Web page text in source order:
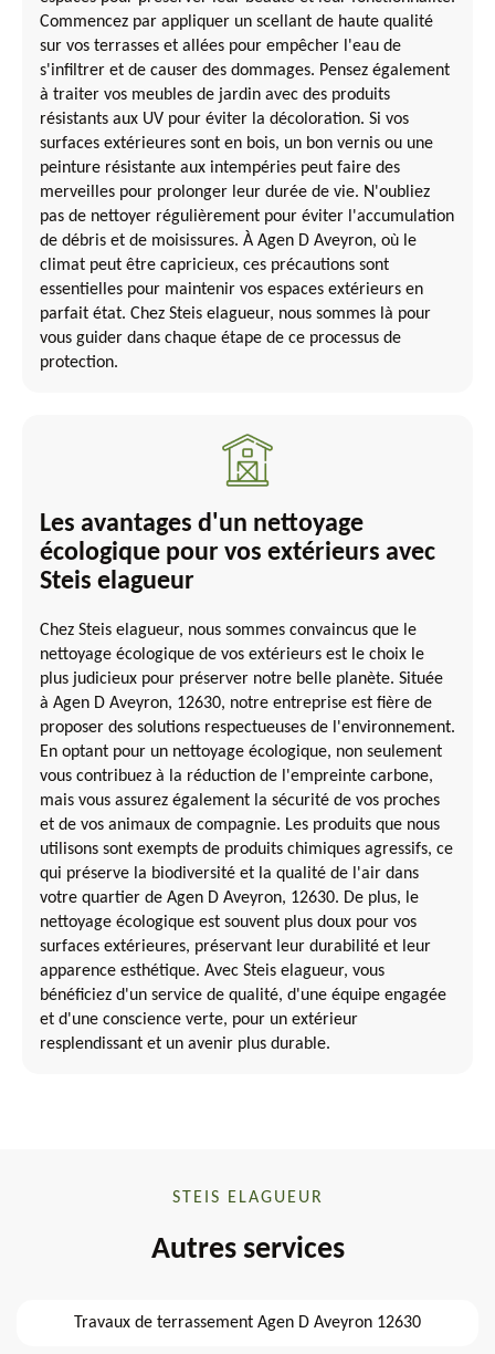
Commencez par appliquer un scellant de haute qualité
sur vos terrasses et allées pour empêcher l'eau de
s'infiltrer et de causer des dommages. Pensez également
à traiter vos meubles de jardin avec des produits
résistants aux UV pour éviter la décoloration. Si vos
surfaces extérieures sont en bois, un bon vernis ou une
peinture résistante aux intempéries peut faire des
merveilles pour prolonger leur durée de vie. N'oubliez
pas de nettoyer régulièrement pour éviter l'accumulation
de débris et de moisissures. À Agen D Aveyron, où le
climat peut être capricieux, ces précautions sont
essentielles pour maintenir vos espaces extérieurs en
parfait état. Chez Steis elagueur, nous sommes là pour
vous guider dans chaque étape de ce processus de
protection.
Les avantages d'un nettoyage
écologique pour vos extérieurs avec
Steis elagueur
Chez Steis elagueur, nous sommes convaincus que le
nettoyage écologique de vos extérieurs est le choix le
plus judicieux pour préserver notre belle planète. Située
à Agen D Aveyron, 12630, notre entreprise est fière de
proposer des solutions respectueuses de l'environnement.
En optant pour un nettoyage écologique, non seulement
vous contribuez à la réduction de l'empreinte carbone,
mais vous assurez également la sécurité de vos proches
et de vos animaux de compagnie. Les produits que nous
utilisons sont exempts de produits chimiques agressifs, ce
qui préserve la biodiversité et la qualité de l'air dans
votre quartier de Agen D Aveyron, 12630. De plus, le
nettoyage écologique est souvent plus doux pour vos
surfaces extérieures, préservant leur durabilité et leur
apparence esthétique. Avec Steis elagueur, vous
bénéficiez d'un service de qualité, d'une équipe engagée
et d'une conscience verte, pour un extérieur
resplendissant et un avenir plus durable.
STEIS ELAGUEUR
Autres services
Travaux de terrassement Agen D Aveyron 12630